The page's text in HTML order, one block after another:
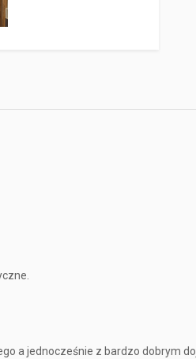
a jednocześnie z bardzo dobrym